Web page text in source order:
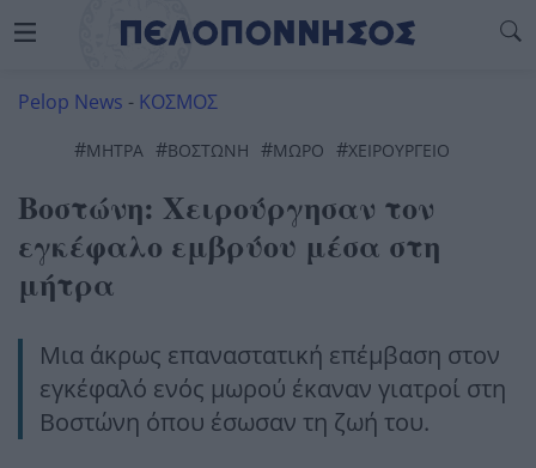
Pelop News - ΚΟΣΜΟΣ
#ΜΉΤΡΑ #ΒΟΣΤΏΝΗ #ΜΩΡΟ #ΧΕΙΡΟΥΡΓΕΊΟ
Βοστώνη: Χειρούργησαν τον
εγκέφαλο εμβρύου μέσα στη
μήτρα
Μια άκρως επαναστατική επέμβαση στον
εγκέφαλό ενός μωρού έκαναν γιατροί στη
Βοστώνη όπου έσωσαν τη ζωή του.